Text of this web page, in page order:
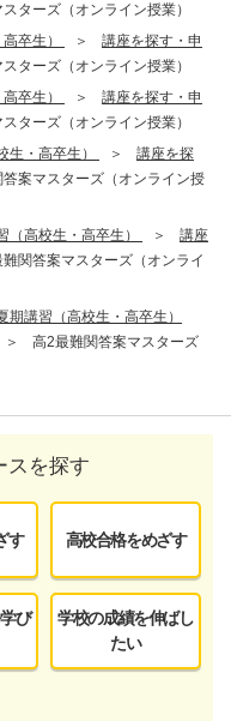
ターズ（オンライン授業）
卒生）
講座を探す・申
ターズ（オンライン授業）
卒生）
講座を探す・申
ターズ（オンライン授業）
生・高卒生）
講座を探
案マスターズ（オンライン授
（高校生・高卒生）
講座
関答案マスターズ（オンライ
期講習（高校生・高卒生）
高2最難関答案マスターズ
スを探す
す 高校合格をめざす
び
学校の成績を伸ばし
たい